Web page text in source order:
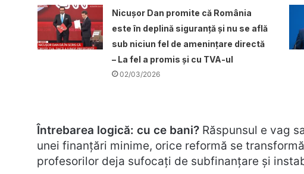
Nicușor Dan promite că România
este în deplină siguranță și nu se află
sub niciun fel de amenințare directă
– La fel a promis și cu TVA-ul
02/03/2026
Întrebarea logică: cu ce bani? Răspunsul e vag
unei finanțări minime, orice reformă se
profesorilor deja sufocați de subfinanțare și